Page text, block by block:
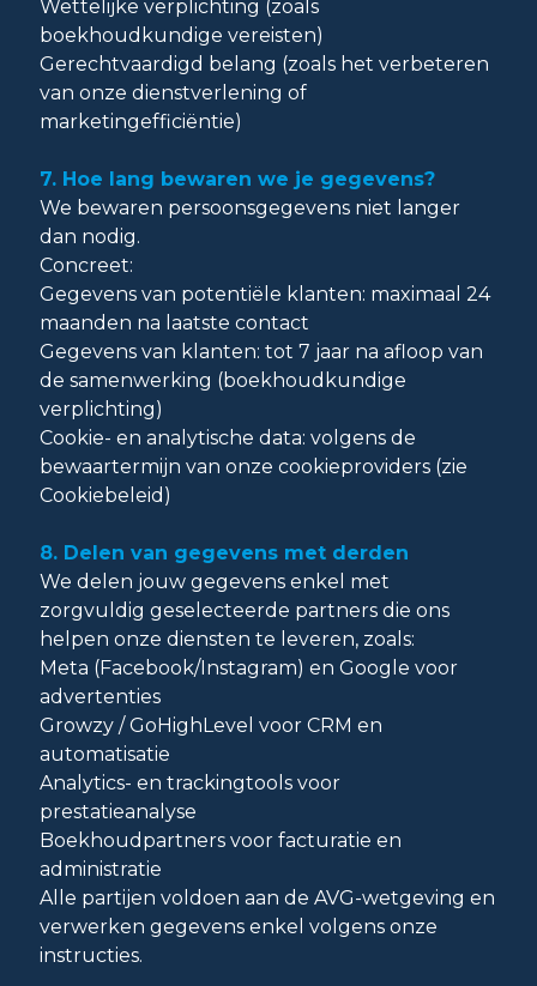
Wettelijke verplichting (zoals
boekhoudkundige vereisten)
Gerechtvaardigd belang (zoals het verbeteren
van onze dienstverlening of
marketingefficiëntie)
7. Hoe lang bewaren we je gegevens?
We bewaren persoonsgegevens niet langer
dan nodig.
Concreet:
Gegevens van potentiële klanten: maximaal 24
maanden na laatste contact
Gegevens van klanten: tot 7 jaar na afloop van
de samenwerking (boekhoudkundige
verplichting)
Cookie- en analytische data: volgens de
bewaartermijn van onze cookieproviders (zie
Cookiebeleid)
8. Delen van gegevens met derden
We delen jouw gegevens enkel met
zorgvuldig geselecteerde partners die ons
helpen onze diensten te leveren, zoals:
Meta (Facebook/Instagram) en Google voor
advertenties
Growzy / GoHighLevel voor CRM en
automatisatie
Analytics- en trackingtools voor
prestatieanalyse
Boekhoudpartners voor facturatie en
administratie
Alle partijen voldoen aan de AVG-wetgeving en
verwerken gegevens enkel volgens onze
instructies.